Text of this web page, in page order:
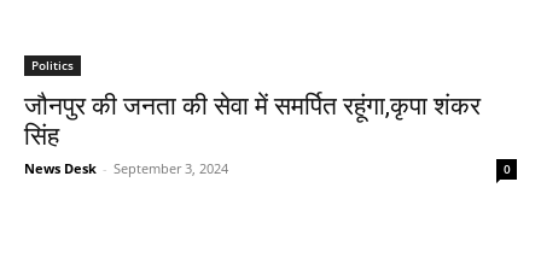
Politics
जौनपुर की जनता की सेवा में समर्पित रहूंगा,कृपा शंकर
सिंह
News Desk - September 3, 2024 0